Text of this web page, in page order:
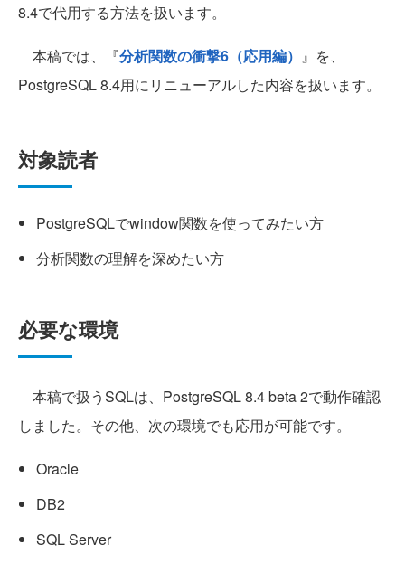
8.4で代用する方法を扱います。
本稿では、『分析関数の衝撃6（応用編） 』を、
PostgreSQL 8.4用にリニューアルした内容を扱います。
対象読者
PostgreSQLでwindow関数を使ってみたい方
分析関数の理解を深めたい方
必要な環境
本稿で扱うSQLは、PostgreSQL 8.4 beta 2で動作確認
しました。その他、次の環境でも応用が可能です。
Oracle
DB2
SQL Server